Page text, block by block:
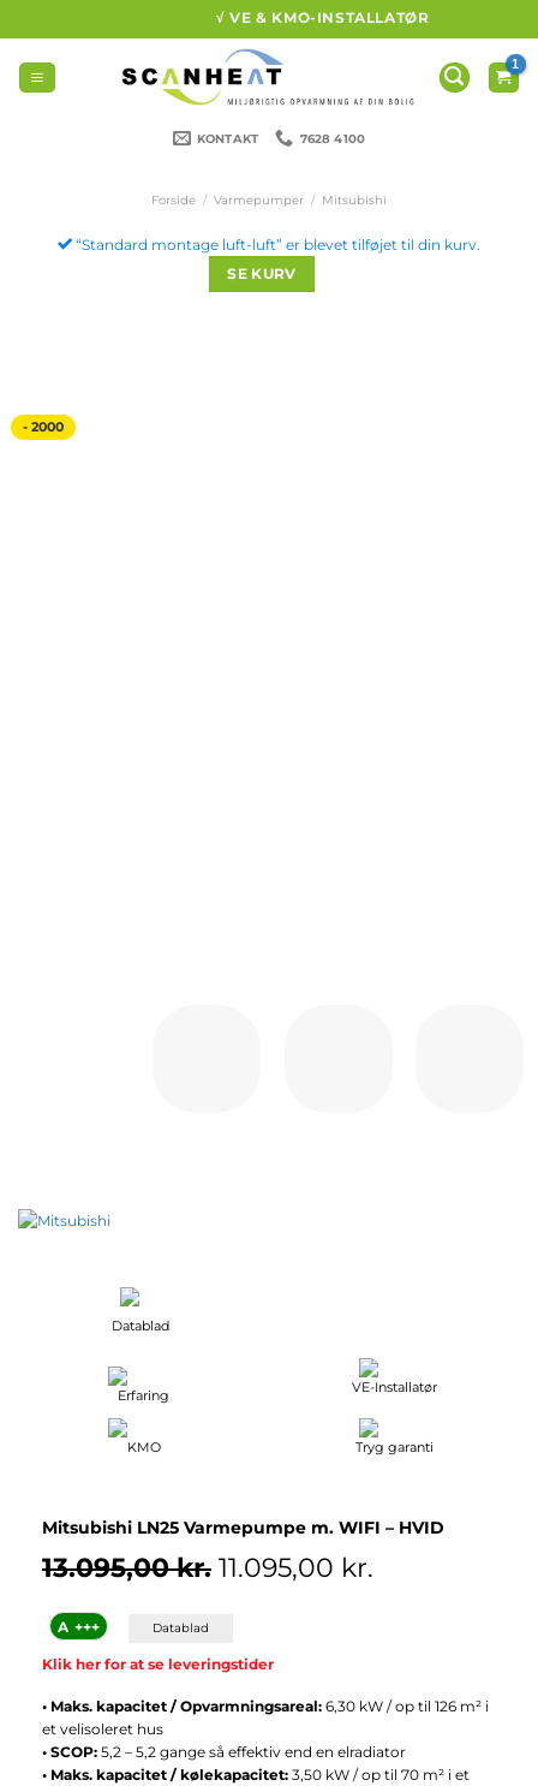
til
√ VE & KMO-INSTALLATØR
KONTAKT 7628 4100
Forside / Varmepumper / Mitsubishi
“Standard montage luft-luft” er blevet tilføjet til din kurv.
SE KURV
- 2000
Datablad
Erfaring VE-Installatør
KMO Tryg garanti
Mitsubishi LN25 Varmepumpe m. WIFI – HVID
13.095,00kr. Original
was:
13.095,00 kr..
11.095,00 kr.
11.095,00 kr..
A +++ Datablad
Klik her for at se leveringstider
• Maks. kapacitet / Opvarmningsareal: 6,30 kW / op til 126 m² i
et velisoleret hus
• SCOP: 5,2 – 5,2 gange så effektiv end en elradiator
• Maks. kapacitet / kølekapacitet: 3,50 kW / op til 70 m² i et